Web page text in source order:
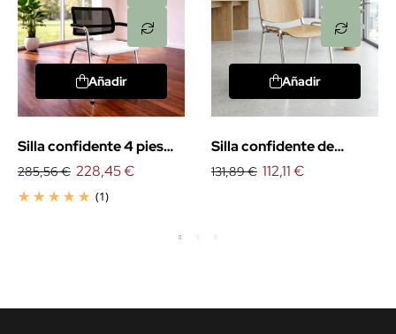
Añadir
Silla confidente 4 pies
urban
285,56 €
(1)
228,45 €
Añadir
Silla confidente de
madera Fissa
131,89 € 112,11 €